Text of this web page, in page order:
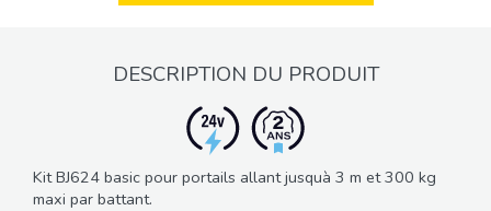
DESCRIPTION DU PRODUIT
Kit BJ624 basic pour portails allant jusquà 3 m et 300 kg
maxi par battant.